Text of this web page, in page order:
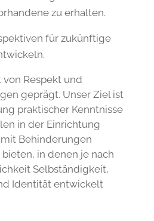
Miterlebens und
Rollenfindung im
zu ermöglichen.
und Fertigkeiten zu
zu erhalten.
für zukünftige